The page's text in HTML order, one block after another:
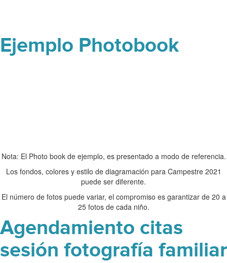
Ejemplo Photobook
Nota: El Photo book de ejemplo, es presentado a modo de referencia.
Los fondos, colores y estilo de diagramación para Campestre 2021
puede ser diferente.
El número de fotos puede variar, el compromiso es garantizar de 20 a
25 fotos de cada niño.
Agendamiento citas
sesión fotografía familiar